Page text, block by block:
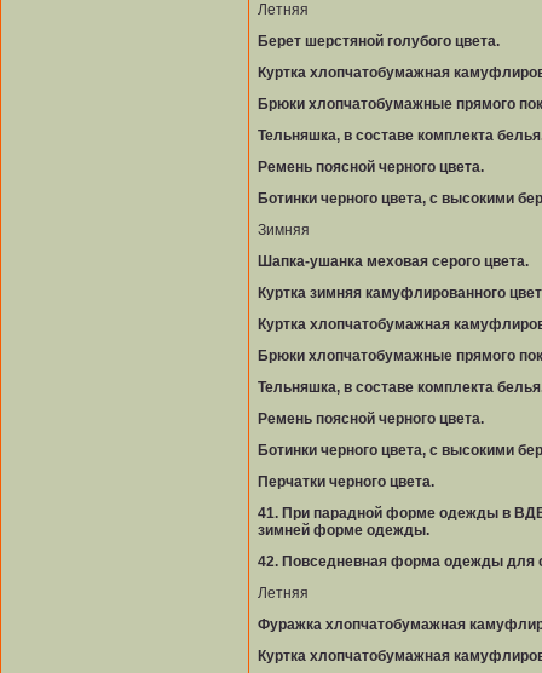
Летняя
Берет шерстяной голубого цвета.
Куртка хлопчатобумажная
Брюки хлопчатобумажные прямого
Тельняшка, в составе комплекта
Ремень поясной черного цвета.
Ботинки черного цвета, с высокими
Зимняя
Шапка-ушанка меховая серого цвета.
Куртка зимняя камуфлированного
Куртка хлопчатобумажная
Брюки хлопчатобумажные прямого
Тельняшка, в составе комплекта
Ремень поясной черного цвета.
Ботинки черного цвета, с высокими
Перчатки черного цвета.
41. При парадной форме одежды в ВДВ
зимней форме одежды.
42. Повседневная форма одежды для
Летняя
Фуражка хлопчатобумажная
Куртка хлопчатобумажная